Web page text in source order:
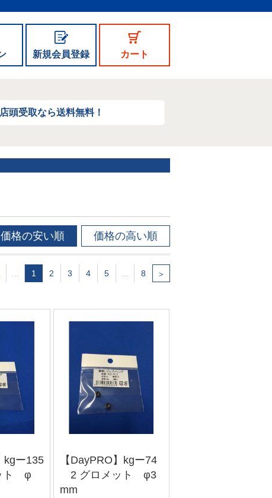
新規会員登録 カート
店頭受取なら送料無料！
価格の安い順 価格の高い順
1 2 3 4 5 8 ＞
kgー135
ト φ
【DayPRO】kgー74
2 グロメット φ3
mm